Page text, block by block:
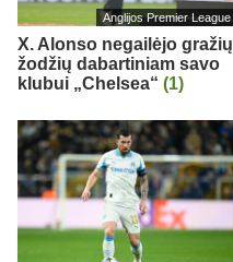
Anglijos Premier League
X. Alonso negailėjo gražių
žodžių dabartiniam savo
klubui „Chelsea“ (1)